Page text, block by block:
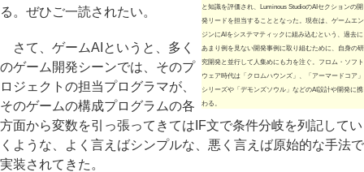
と知識を評価され、Luminous StudioのAIセクションの開
発リードを担当することとなった。現在は、ゲームエン
ジンにAIをシステマティックに組み込むという、過去に
あまり例を見ない開発事例に取り組むために、自身の研
究開発と並行して人集めにも力を注ぐ。フロム・ソフト
ウェア時代は「クロムハウンズ」、「アーマードコア」
シリーズや「デモンズソウル」などのAI設計や開発に携
わる。
る。ぜひご一読されたい。
さて、ゲームAIというと、多く
のゲーム開発シーンでは、そのプ
ロジェクトの担当プログラマが、
そのゲームの構成プログラムの各
方面から変数を引っ張ってきてはIF文で条件分岐を列記してい
くような、よく言えばシンプルな、悪く言えば原始的な手法で
実装されてきた。